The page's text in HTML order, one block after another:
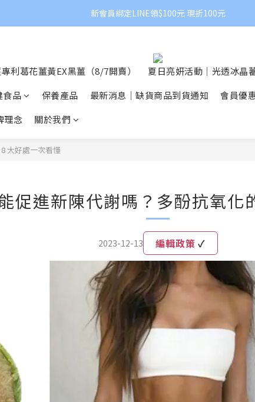
新會員綁定LINE領$100元 現折100元
利葛花薑黃EX黑薑（8/7開賣）
夏日亮妍活動｜光透冰晶
食品 保養產品 最新消息｜缺貨商品到貨通知 會員優
理念 關於我們
大好處一次看懂
促進新陳代謝嗎？多酚抗氧化
2023-12-13 編輯政策 ✓